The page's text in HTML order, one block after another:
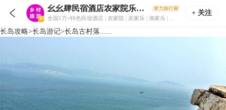
 幺幺肆民宿酒店农家院乐旅游住宿攻略 潜力旅行家
+ 关注
长岛攻略>长岛游记>长岛古村落......